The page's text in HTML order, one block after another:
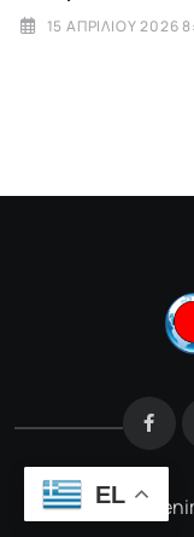
15 ΑΠΡΙΛΊΟΥ 2026
@2026 e-
EL